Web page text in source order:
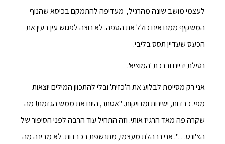
לעצמי מושב שונה מהרגיל, מעדיפה להתמקם בכיסא שהנוף
המשקיף ממנו אינו כולל את הספה. לא רוצה לפגוש עין בעין את
הכעס שעדיין תסס בליבי.
נטילת ידיים וברכת 'המוציא'.
אני רק מסיימת לבלוע את ה'כזית' ובלי להתכוון המילים יוצאות
מפי. כבדות, ישירות ומדויקות. "אסתר, היום את ממש הגזמת! מה
שקרה פה מאד הרגיז אותי. וזה התחיל עוד הרבה לפני הסיפור של
הצ'ונט…". אני נבהלת מעצמי, מתנשפת בכבדות. לא מבינה מה